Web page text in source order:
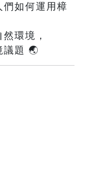
們如何運用樟
環境，
議題 🌏